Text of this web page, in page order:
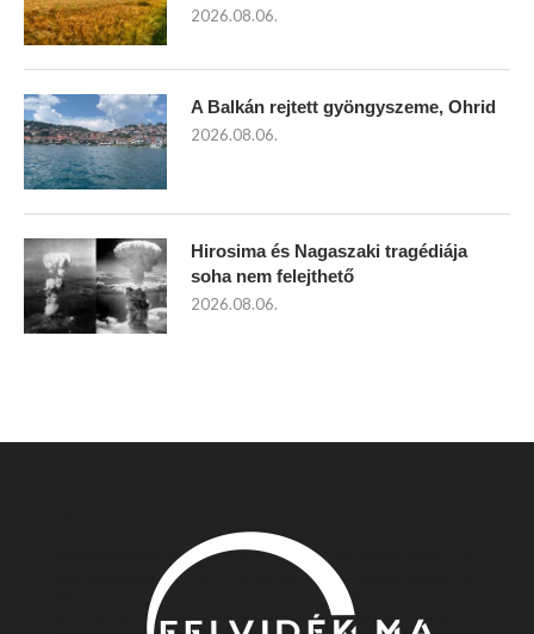
2026.08.06.
A Balkán rejtett gyöngyszeme, Ohrid
2026.08.06.
Hirosima és Nagaszaki tragédiája
soha nem felejthető
2026.08.06.